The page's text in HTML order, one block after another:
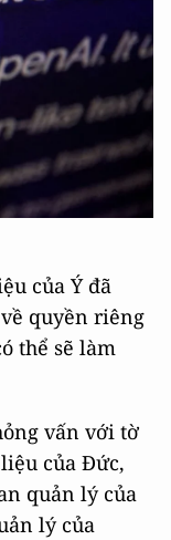
của Ý đã
quyền riêng
thể sẽ làm
vấn với tờ
của Đức,
quản lý của
lý của